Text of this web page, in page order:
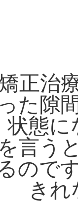
正治
た隙
状態に
言う
ので
き